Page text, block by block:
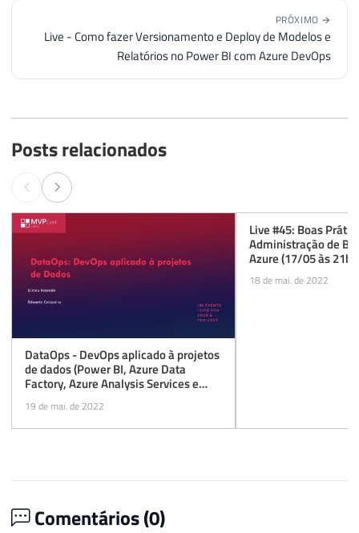
PRÓXIMO →
Live - Como fazer Versionamento e Deploy de Modelos e
Relatórios no Power BI com Azure DevOps
Posts relacionados
DataOps - DevOps aplicado à projetos
de dados (Power BI, Azure Data
Factory, Azure Analysis Services e
Objetos de bancos de dados)
19 de mai. de 2022
Live #45: Boas
Administração de
Azure (17/05 às 21h)
18 de mai. de 2022
Comentários (0)